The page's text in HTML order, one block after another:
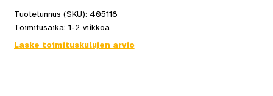
Tuotetunnus (SKU): 405118
Toimitusaika: 1-2 viikkoa
Laske toimituskulujen arvio